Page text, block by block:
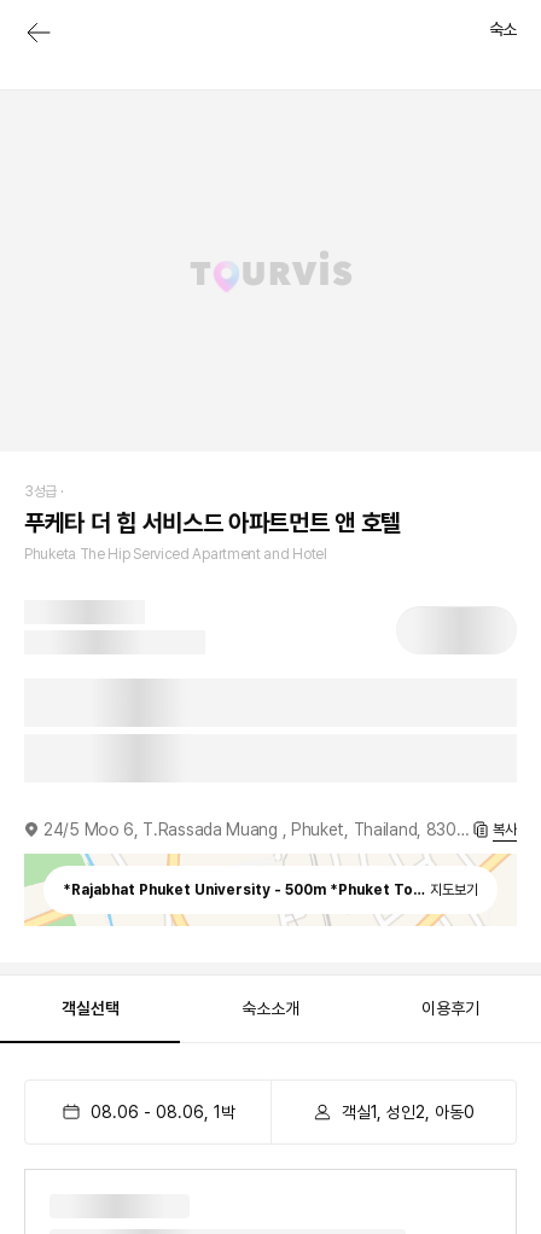
숙소
3성급 ·
푸케타 더 힙 서비스드 아파트먼트 앤 호텔
Phuketa The Hip Serviced Apartment and Hotel
24/5 Moo 6, T.Rassada Muang , Phuket, Thailand, 83000 복사
지도보기
객실선택 숙소소개 이용후기
08.06 - 08.06 1 박 객실1, 성인2, 아동0